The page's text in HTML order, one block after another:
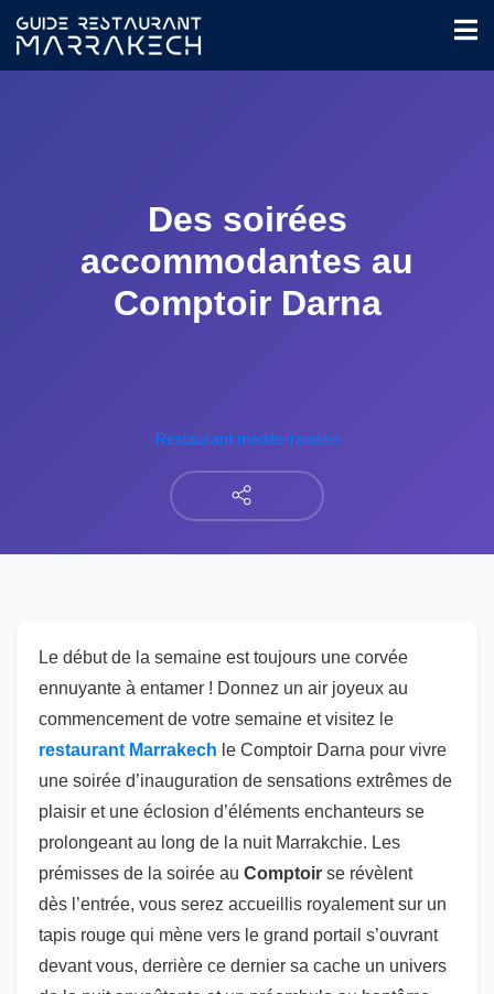
Des soirées
accommodantes au
Comptoir Darna
Restaurant méditerranéen
Le début de la semaine est toujours une corvée
ennuyante à entamer ! Donnez un air joyeux au
commencement de votre semaine et visitez le
restaurant Marrakech le Comptoir Darna pour vivre
une soirée d’inauguration de sensations extrêmes de
plaisir et une éclosion d’éléments enchanteurs se
prolongeant au long de la nuit Marrakchie. Les
prémisses de la soirée au Comptoir se révèlent
dès l’entrée, vous serez accueillis royalement sur un
tapis rouge qui mène vers le grand portail s’ouvrant
devant vous, derrière ce dernier sa cache un univers